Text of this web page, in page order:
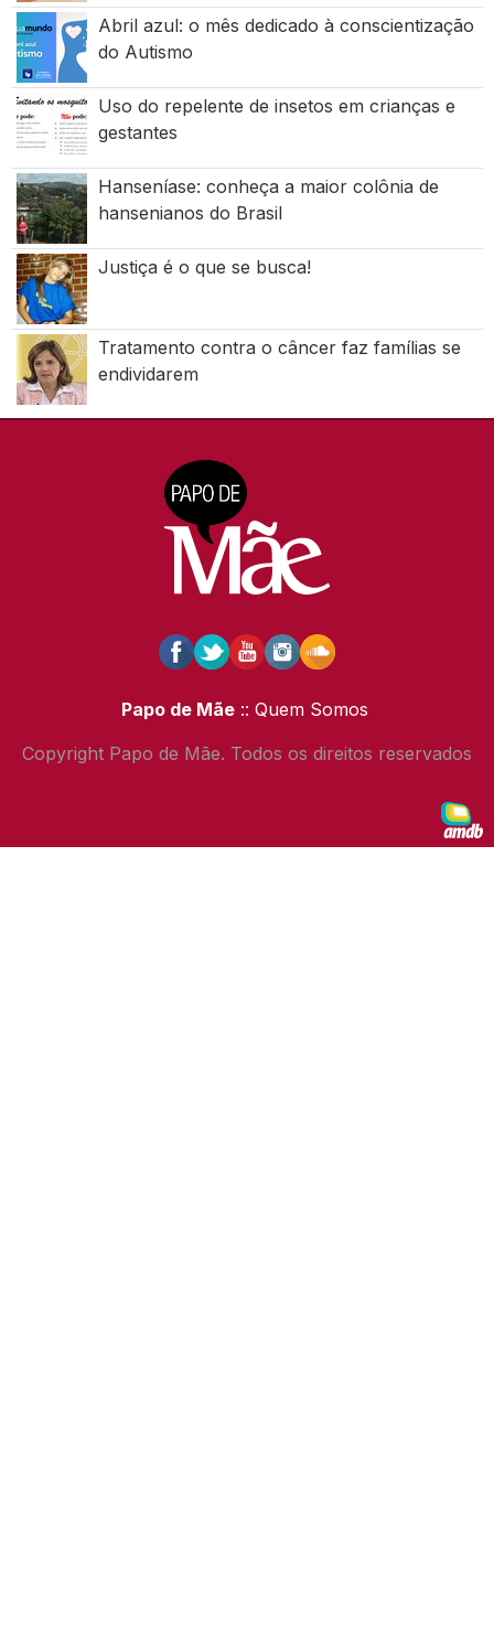
Abril azul: o mês dedicado à conscientização
do Autismo
Uso do repelente de insetos em crianças e
gestantes
Hanseníase: conheça a maior colônia de
hansenianos do Brasil
Justiça é o que se busca!
Tratamento contra o câncer faz famílias se
endividarem
Papo de Mãe :: Quem Somos
Copyright Papo de Mãe. Todos os direitos reservados